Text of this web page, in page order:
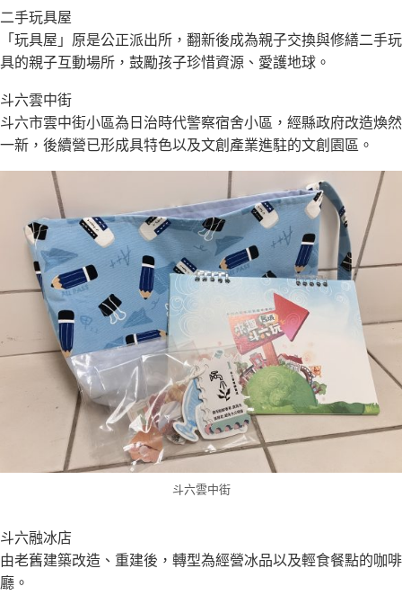
二手玩具屋
「玩具屋」原是公正派出所，翻新後成為親子交換與修繕二手玩
具的親子互動場所，鼓勵孩子珍惜資源、愛護地球。
斗六雲中街
斗六市雲中街小區為日治時代警察宿舍小區，經縣政府改造煥然
一新，後續營已形成具特色以及文創產業進駐的文創園區。
斗六雲中街
斗六融冰店
由老舊建築改造、重建後，轉型為經營冰品以及輕食餐點的咖啡
廳。